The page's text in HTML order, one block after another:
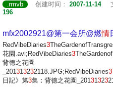
.rmvb
创建时间： 2007-11-14
196
mfx2002921@第一会所@燃情
RedVibeDiaries3
花園.avi;RedVibeDiaries3
背德之花園
_201313232118.JPG;RedVibeDiaries3
日記》第3集：背德之花園_20131323